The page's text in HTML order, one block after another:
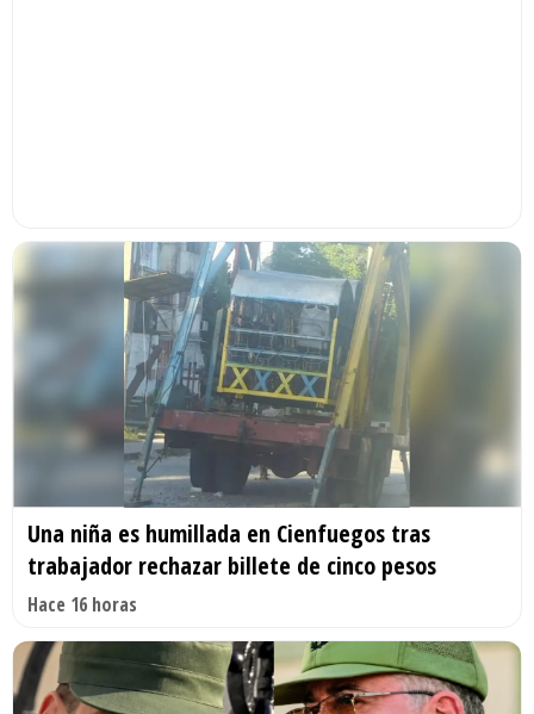
Una niña es humillada en Cienfuegos tras
trabajador rechazar billete de cinco pesos
Hace 16 horas